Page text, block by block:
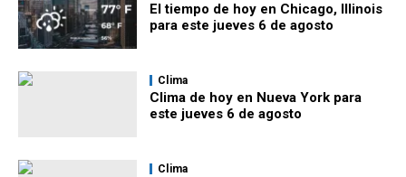
El tiempo de hoy en Chicago, Illinois
para este jueves 6 de agosto
Clima
Clima de hoy en Nueva York para
este jueves 6 de agosto
Clima